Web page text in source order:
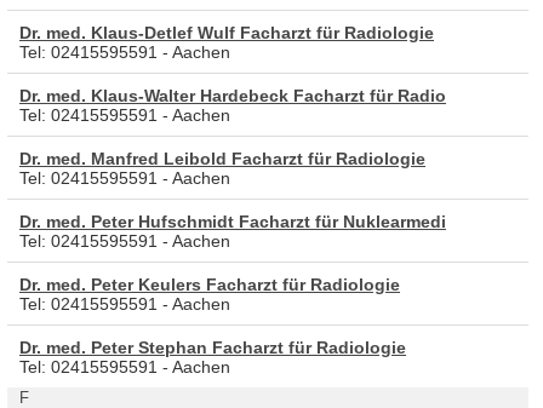
Dr. med. Klaus-Detlef Wulf Facharzt für Radiologie
Tel: 02415595591 - Aachen
Dr. med. Klaus-Walter Hardebeck Facharzt für Radio
Tel: 02415595591 - Aachen
Dr. med. Manfred Leibold Facharzt für Radiologie
Tel: 02415595591 - Aachen
Dr. med. Peter Hufschmidt Facharzt für Nuklearmedi
Tel: 02415595591 - Aachen
Dr. med. Peter Keulers Facharzt für Radiologie
Tel: 02415595591 - Aachen
Dr. med. Peter Stephan Facharzt für Radiologie
Tel: 02415595591 - Aachen
F